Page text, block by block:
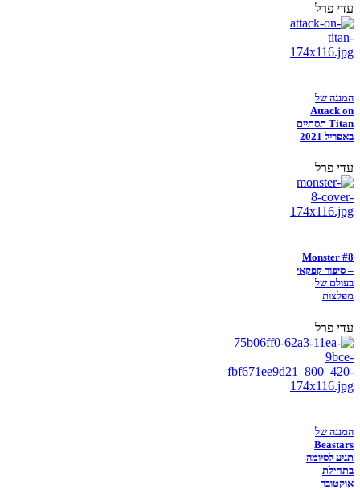
עדי פרל
המנגה של
Attack on
Titan תסתיים
באפריל 2021
עדי פרל
Monster #8
– סיפור קפקאי
בעולם של
מפלצות
עדי פרל
המנגה של
Beastars
תגיע לסיומה
בתחילת
אוקטובר